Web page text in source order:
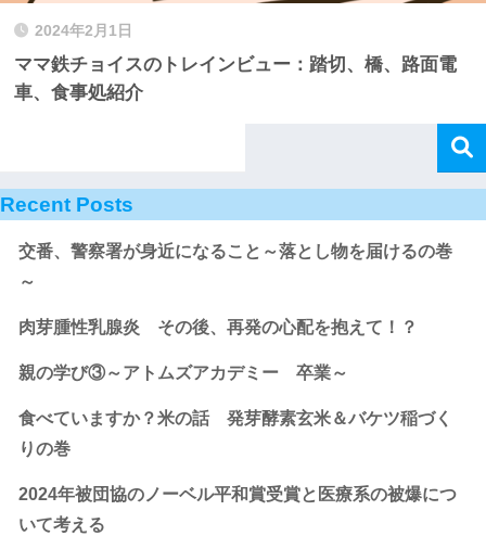
2024年2月1日
ママ鉄チョイスのトレインビュー：踏切、橋、路面電
車、食事処紹介
Recent Posts
交番、警察署が身近になること～落とし物を届けるの巻
～
肉芽腫性乳腺炎 その後、再発の心配を抱えて！？
親の学び③～アトムズアカデミー 卒業～
食べていますか？米の話 発芽酵素玄米＆バケツ稲づく
りの巻
2024年被団協のノーベル平和賞受賞と医療系の被爆につ
いて考える